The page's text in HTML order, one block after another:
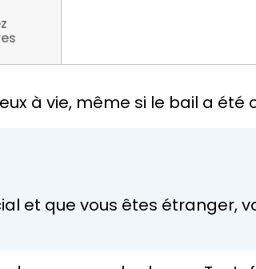
à vie, même si le bail a
et que vous êtes étranger,